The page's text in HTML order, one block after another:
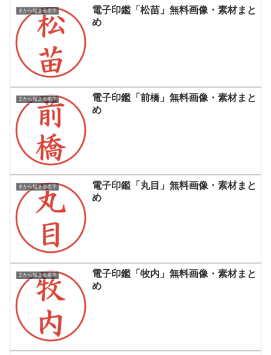
まから始まる名字
電子印鑑「松苗」無料画像・素材まと
め
まから始まる名字
電子印鑑「前橋」無料画像・素材まと
め
まから始まる名字
電子印鑑「丸目」無料画像・素材まと
め
まから始まる名字
電子印鑑「牧内」無料画像・素材まと
め